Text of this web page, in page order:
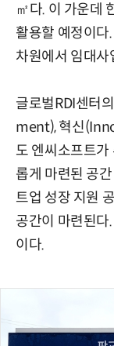
㎡다. 이 가운데
활용할 예정이다
차원에서 임대사
글로벌RDI센터
ment), 혁신
도 엔씨소프트가
롭게 마련된 공
트업 성장 지원
공간이 마련된다
이다.